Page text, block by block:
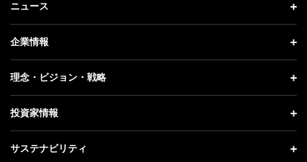
ニュース
ニュース トップ
プレスリリース
更新情報
記者説明会
企業情報
企業情報 トップ
社長メッセージ
事業紹介
理念・ビジョン・戦略
理念・ビジョン・戦略 トップ
成長戦略「Activate AI for Society」
投資家情報
投資家情報 トップ
サステナビリティ